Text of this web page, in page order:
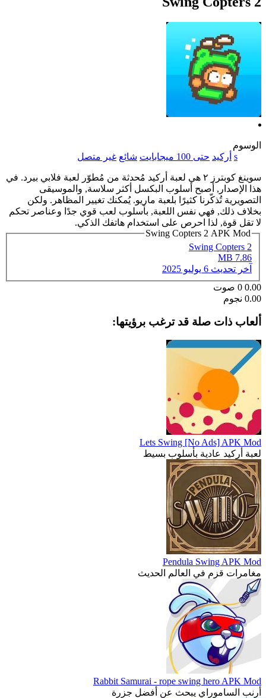
الوسوم
s أركيد حتى 100 ميجابايت شائع غير متصل
سوينغ كوبترز ٢ هي لعبة أركيد مُحدثة من مُطوّر لعبة فلابي بيرد. في
هذا الإصدار, أصبح أسلوب البكسل أكثر سلاسة, والموسيقى
التصويرية تُذكّرنا كثيرًا بلعبة ماريو. يُمكنك تغيير المظاهر. ولكن
بخلاف ذلك, فهي نفس اللعبة, بأسلوب لعب قوي جدًا وعناصر تحكم
لا تقل قوة, لذا احرص على استخدام هاتفك الذكي.
Swing Copters 2 APK Mod
Swing Copters 2
7.86 MB
آخر تحديث 6 يوليو 2025
0.00
0 صوت
0.00 نجوم
ألعاب ذات صلة قد ترغب برؤيتها:
Lets Swing [No Ads] APK Mod
لعبة أركيد عادية بأسلوب بسيط
Pendula Swing APK Mod
مغامرات قزم في العالم الحديث
Rabbit Samurai - rope swing hero APK Mod
أرنب الساموراي يبحث عن أفضل جزرة